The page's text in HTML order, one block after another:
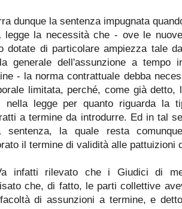
dunque la sentenza impugnata
legge la necessità che - ove le
dotate di particolare ampiezza tale
generale dell'assunzione a tempo
- la norma contrattuale debba
limitata, perché, come già detto,
nella legge per quanto riguarda la
a termine da introdurre. Ed in tal
sentenza, la quale resta
il termine di validità alle pattuizioni
infatti rilevato che i Giudici di
che, di fatto, le parti collettive
di assunzioni a termine, e